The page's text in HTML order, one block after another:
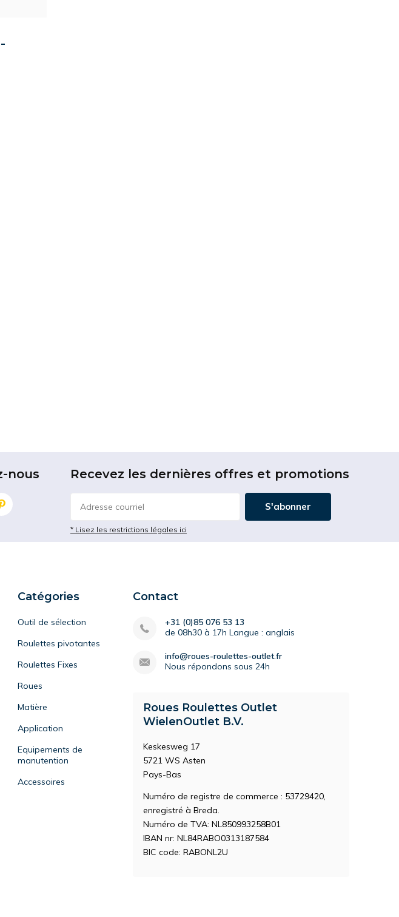
nous Recevez les dernières offres et promotions
S'abonner
* Lisez les restrictions légales ici
Catégories
Outil de sélection
Roulettes pivotantes
Roulettes Fixes
Roues
Matière
Application
Equipements de
manutention
Accessoires
Contact
+31 (0)85 076 53 13
de 08h30 à 17h Langue : anglais
info@roues-roulettes-outlet.fr
Nous répondons sous 24h
Roues Roulettes Outlet
WielenOutlet B.V.
Keskesweg 17
5721 WS Asten
Pays-Bas
Numéro de registre de commerce : 53729420,
enregistré à Breda.
Numéro de TVA: NL850993258B01
IBAN nr: NL84RABO0313187584
BIC code: RABONL2U